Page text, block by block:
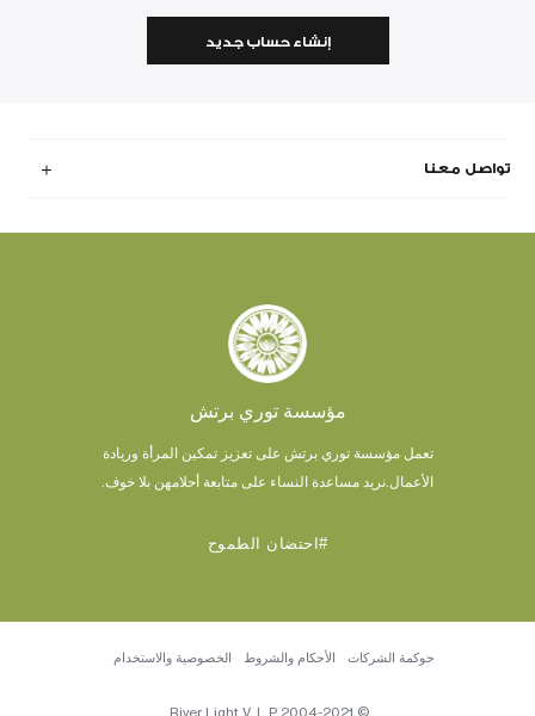
إنشاء حساب جديد
تواصل معنا
مؤسسة توري برتش
تعمل مؤسسة توري برتش على تعزيز تمكين المرأة وريادة
الأعمال. نريد مساعدة النساء على متابعة أحلامهن بلا خوف.
#احتضان الطموح
© 2004-2021 River Light V, L.P.
حوكمة الشركات الأحكام والشروط الخصوصية والاستخدام